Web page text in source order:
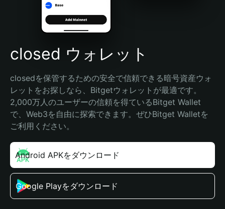
Português (Brasil)
Español (Argentina)
closed ウォレット
closedを保管するための安全で信頼できる暗号資産ウォ
レットをお探しなら、Bitgetウォレットが最適です。
2,000万人のユーザーの信頼を得ているBitget Wallet
で、Web3を自由に探索できます。ぜひBitget Walletを
ご利用ください。
Android APKをダウンロード
Google Playをダウンロード